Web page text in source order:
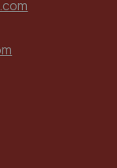
del sito web sta
di
traccia
incorporati